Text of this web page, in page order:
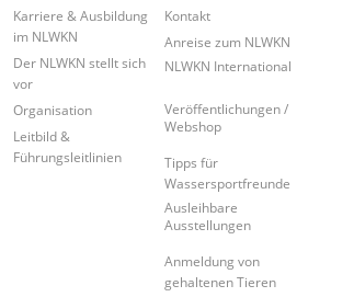
Karriere & Ausbildung
im NLWKN
Der NLWKN stellt sich
vor
Organisation
Leitbild &
Führungsleitlinien
Kontakt
Anreise zum NLWKN
NLWKN International
Veröffentlichungen /
Webshop
Tipps für
Wassersportfreunde
Ausleihbare
Ausstellungen
Anmeldung von
gehaltenen Tieren